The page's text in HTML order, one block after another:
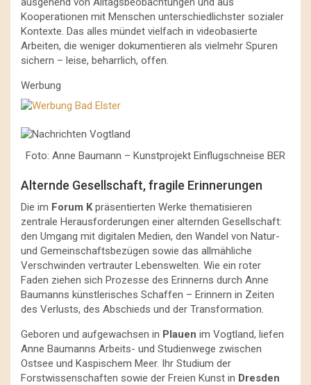
Kooperationen mit Menschen unterschiedlichster sozialer
Kontexte. Das alles mündet vielfach in videobasierte
Arbeiten, die weniger dokumentieren als vielmehr Spuren
sichern – leise, beharrlich, offen.
Werbung
Foto: Anne Baumann – Kunstprojekt Einflugschneise BER
Alternde Gesellschaft, fragile Erinnerungen
Die im Forum Kpräsentierten Werke thematisieren
zentrale Herausforderungen einer alternden Gesellschaft:
den Umgang mit digitalen Medien, den Wandel von Natur-
und Gemeinschaftsbezügen sowie das allmähliche
Verschwinden vertrauter Lebenswelten. Wie ein roter
Faden ziehen sich Prozesse des Erinnerns durch Anne
Baumanns künstlerisches Schaffen – Erinnern in Zeiten
des Verlusts, des Abschieds und der Transformation.
Geboren und aufgewachsen in Plauen im Vogtland, liefen
Anne Baumanns Arbeits- und Studienwege zwischen
Ostsee und Kaspischem Meer. Ihr Studium der
Forstwissenschaften sowie der Freien Kunst in Dresden